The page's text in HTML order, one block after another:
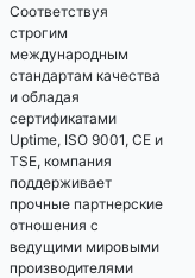
Соответствуя
строгим
международным
стандартам качества
и обладая
сертификатами
Uptime, ISO 9001, CE и
TSE, компания
поддерживает
прочные партнерские
отношения с
ведущими мировыми
производителями